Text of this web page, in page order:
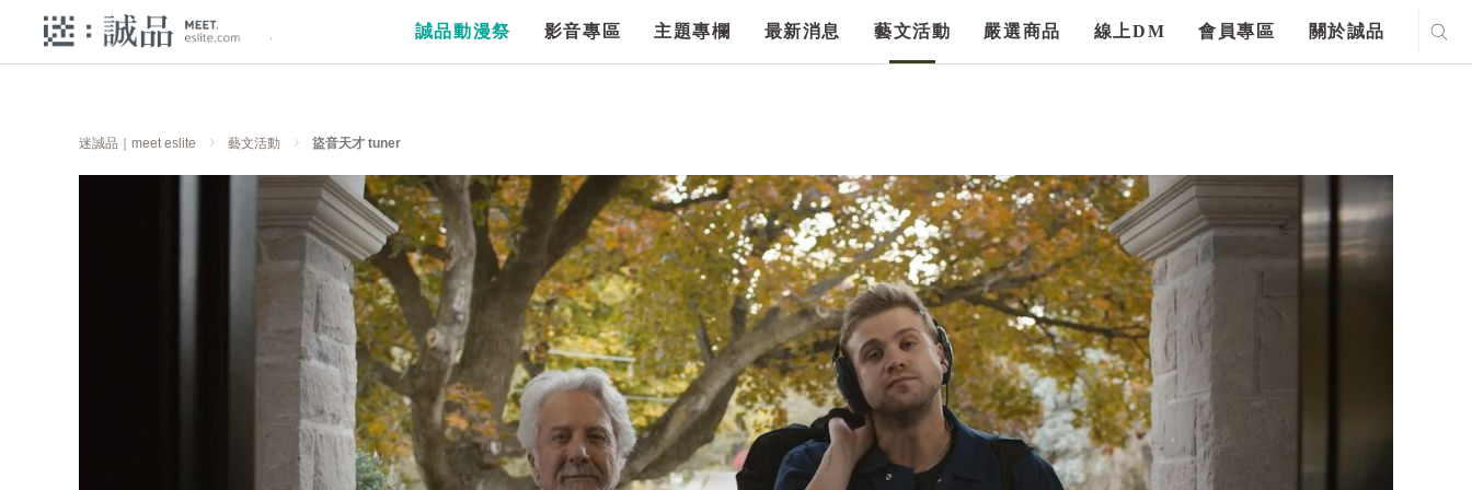
誠品動漫祭 影音專區 主題專欄 最新消息 藝文活動 嚴選商品 線上DM 會員專區 關於誠品
迷誠品｜meet eslite 藝文活動 盜音天才 tuner